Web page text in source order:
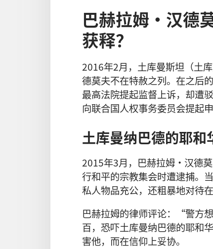
巴赫拉姆·汉德
获释？
2016年2月，土库曼斯坦（土
德莫夫不在特赦之列。在之后
最高法院提起监督上诉，却遭
向联合国人权事务委员会提起申
土库曼纳巴德的耶
2015年3月，巴赫拉姆·汉德
行和平的宗教集会时遭逮捕。
私人物品充公，还粗暴地对待在
巴赫拉姆的律师评论：“警方
百，恐吓土库曼纳巴德的耶和
害他，而在信仰上妥协。